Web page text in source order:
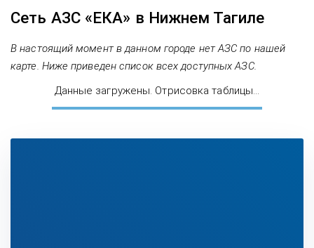
Сеть АЗС «ЕКА» в Нижнем Тагиле
В настоящий момент в данном городе нет АЗС по нашей
карте. Ниже приведен список всех доступных АЗС.
Данные загружены. Отрисовка таблицы...